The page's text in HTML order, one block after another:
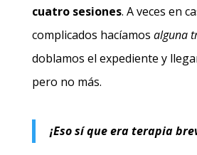
cuatro sesiones. A veces en
complicados hacíamos alguna
doblamos el expediente y
pero no más.
¡Eso sí que era terapia